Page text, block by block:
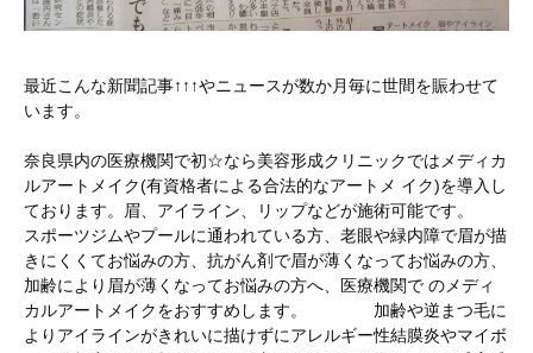
最近こんな新聞記事↑↑↑やニュースが数か月毎に世間を賑わせて
います。
奈良県内の医療機関で初☆なら美容形成クリニックではメディカ
ルアートメイク(有資格者による合法的なアートメ イク)を導入し
ております。眉、アイライン、リップなどが施術可能です。
スポーツジムやプールに通われている方、老眼や緑内障で眉が描
きにくくてお悩みの方、抗がん剤で眉が薄くなってお悩みの方、
加齢により眉が薄くなってお悩みの方へ、医療機関で のメディ
カルアートメイクをおすすめします。 加齢や逆まつ毛に
よりアイラインがきれいに描けずにアレルギー性結膜炎やマイボ